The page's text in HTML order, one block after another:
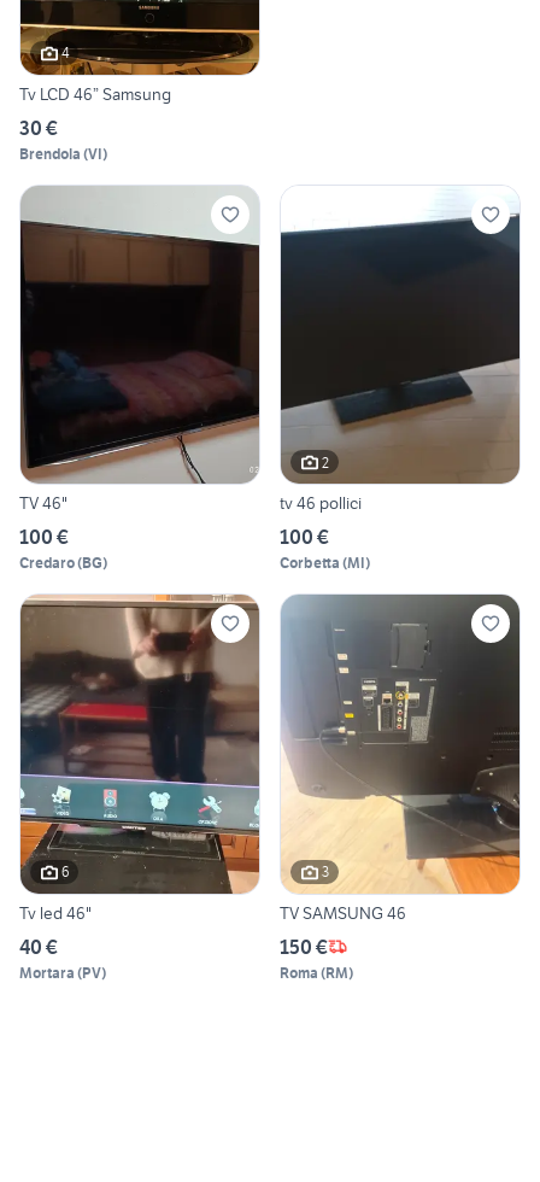
4
Tv LCD 46” Samsung
30 €
Brendola (VI)
TV 46"
100 €
Credaro(BG)
2
tv 46 pollici
100 €
Corbetta (MI)
6
Tv led 46"
40 €
Mortara (PV)
3
TV SAMSUNG 46
150 €
Roma (RM)